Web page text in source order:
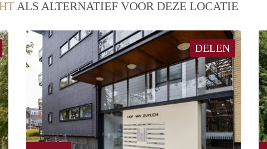
ALS ALTERNATIEF VOOR DEZE LOCATIE
DELEN